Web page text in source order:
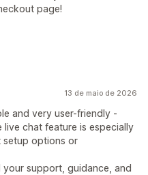
page!
13 de maio de 2026
and very user-friendly -
chat feature is especially
setup options or
your support, guidance, and